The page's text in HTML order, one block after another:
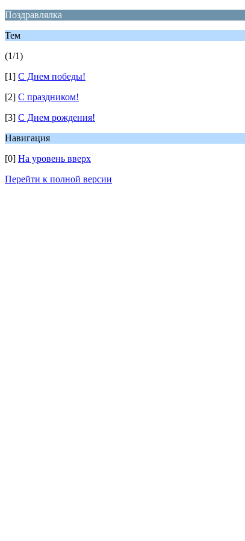
Поздравлялка
Тем
(1/1)
[1] С Днем победы!
[2] С праздником!
[3] С Днем рождения!
Навигация
[0] На уровень вверх
Перейти к полной версии